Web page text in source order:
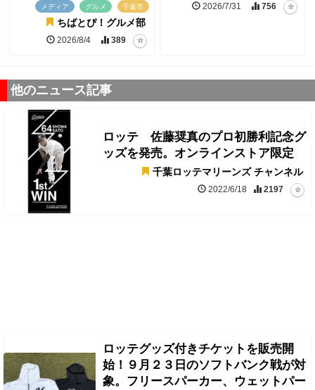
メディア グルメ 千葉市
ちばとぴ！グルメ部
2026/8/4 389
2026/7/31 756
他のニュース記事
ロッテ 佐藤奨真のプロ初勝利記念グ
ッズを発売。オンラインストア限定
千葉ロッテマリーンズ チャンネル
2022/6/18 2197
ロッテグッズ付きチケットを販売開
始！９月２３日のソフトバンク戦が対
象。フリースパーカー、ウェットパー